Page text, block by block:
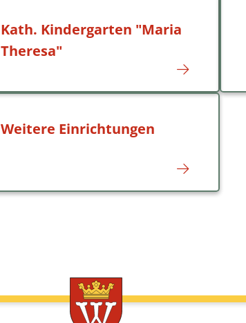
Kath. Kindergarten "Maria
Theresa"
Weitere Einrichtungen